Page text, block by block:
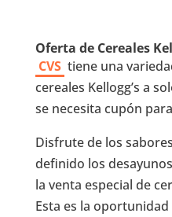
Oferta de Cereales
CVS tiene una
cereales Kellogg’s a
se necesita cupón
Disfrute de los
definido los
la venta especial de
Esta es la